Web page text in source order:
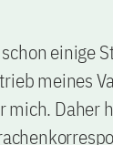
einige
meines
mich. Daher